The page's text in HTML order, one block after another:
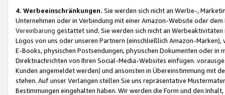
4. Werbeeinschränkungen. Sie werden sich nicht an Werbe-,
Unternehmen oder in Verbindung mit einer Amazon-Website oder
Vereinbarung gestattet sind. Sie werden sich nicht an
Logos von uns oder unseren Partnern (einschließlich Amazon-
E-Books, physischen Postsendungen, physischen Dokumenten oder in
Direktnachrichten von Ihren Social-Media-Websites einfügen.
Kunden angemeldet werden) und ansonsten in Übereinstimmung mit
stehen. Auf unser Verlangen stellen Sie uns repräsentative
Bestimmungen eingehalten haben. Wir werden die Form und den